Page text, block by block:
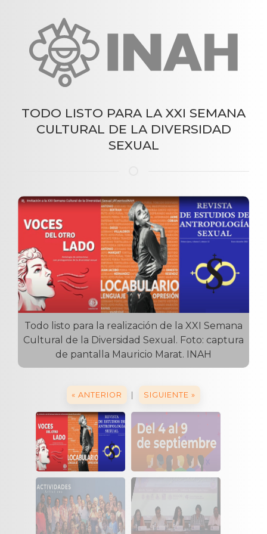
TODO LISTO PARA LA XXI SEMANA
CULTURAL DE LA DIVERSIDAD
SEXUAL
Todo listo para la realización de la XXI Semana
Cultural de la Diversidad Sexual. Foto: captura
de pantalla Mauricio Marat. INAH
« ANTERIOR | SIGUIENTE »